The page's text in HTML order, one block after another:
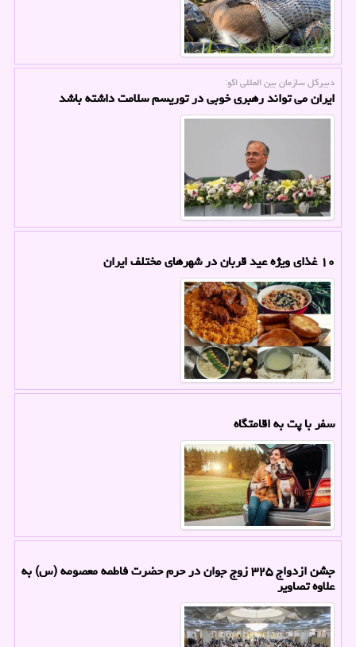
دبیركل سازمان بین المللی اكو:
ایران می تواند رهبری خوبی در توریسم سلامت داشته باشد
۱۰ غذای ویژه عید قربان در شهرهای مختلف ایران
سفر با پت به اقامتگاه
جشن ازدواج ۳۲۵ زوج جوان در حرم حضرت فاطمه معصومه (س) به
علاوه تصاویر